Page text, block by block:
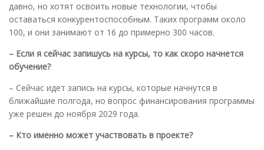
давно, но хотят освоить новые технологии, чтобы
оставаться конкурентоспособным. Таких программ около
100, и они занимают от 16 до примерно 300 часов.
– Если я сейчас запишусь на курсы, то как скоро начнется
обучение?
– Сейчас идет запись на курсы, которые начнутся в
ближайшие полгода, но вопрос финансирования программы
уже решен до ноября 2029 года.
– Кто именно может участвовать в проекте?